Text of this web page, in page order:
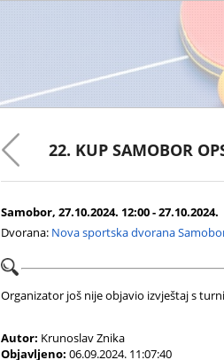
22. KUP SAMOBOR
Samobor, 27.10.2024. 12:00 - 27.10.2024.
Dvorana: Nova sportska dvorana
Organizator još nije objavio izvještaj s
Autor: Krunoslav Znika
Objavljeno: 06.09.2024. 11:07:40